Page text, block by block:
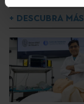
+ DESCUBRA MÁS